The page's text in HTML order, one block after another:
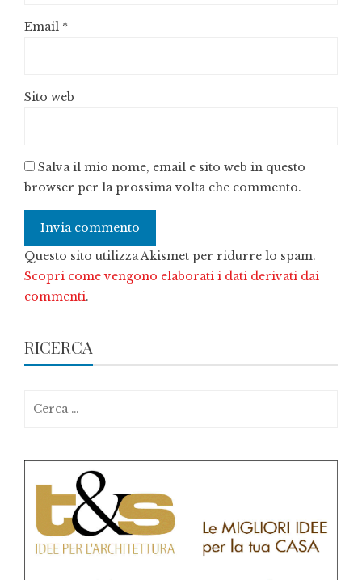
Email *
Sito web
Salva il mio nome, email e sito web in questo
browser per la prossima volta che commento.
Questo sito utilizza Akismet per ridurre lo spam.
Scopri come vengono elaborati i dati derivati dai
commenti.
RICERCA